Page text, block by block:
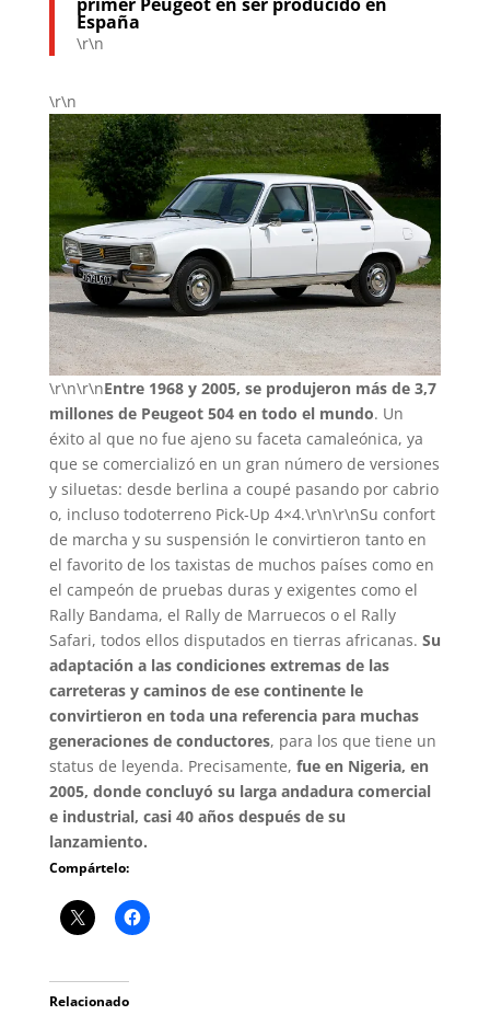
primer Peugeot en ser producido en
España
\r\n
\r\n
\r\n\r\nEntre 1968 y 2005, se produjeron más de 3,7
millones de Peugeot 504 en todo el mundo. Un
éxito al que no fue ajeno su faceta camaleónica, ya
que se comercializó en un gran número de versiones
y siluetas: desde berlina a coupé pasando por cabrio
o, incluso todoterreno Pick-Up 4×4.\r\n\r\nSu confort
de marcha y su suspensión le convirtieron tanto en
el favorito de los taxistas de muchos países como en
el campeón de pruebas duras y exigentes como el
Rally Bandama, el Rally de Marruecos o el Rally
Safari, todos ellos disputados en tierras africanas. Su
adaptación a las condiciones extremas de las
carreteras y caminos de ese continente le
convirtieron en toda una referencia para muchas
generaciones de conductores, para los que tiene un
status de leyenda. Precisamente, fue en Nigeria, en
2005, donde concluyó su larga andadura comercial
e industrial, casi 40 años después de su
lanzamiento.
Compártelo:
Relacionado